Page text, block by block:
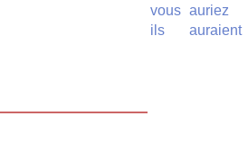
vous auriez
ils
auraient